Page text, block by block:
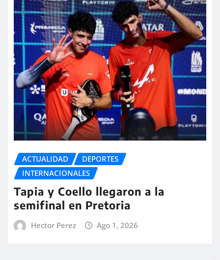
ACTUALIDAD
DEPORTES
INTERNACIONALES
Tapia y Coello llegaron a la
semifinal en Pretoria
Hector Perez Ago 1, 2026